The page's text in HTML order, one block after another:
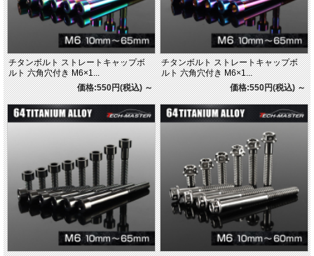
チタンボルト ストレートキャップボ
ルト 六角穴付き M6×1...
価格:550円(税込)～
チタンボルト ストレートキャップボ
ルト 六角穴付き M6×1...
価格:550円(税込)～